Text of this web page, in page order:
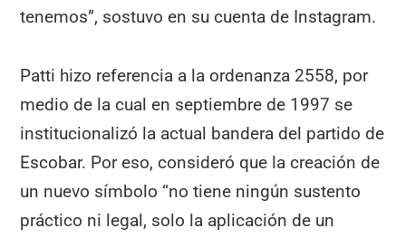
tenemos”, sostuvo en su cuenta de Instagram.
Patti hizo referencia a la ordenanza 2558, por
medio de la cual en septiembre de 1997 se
institucionalizó la actual bandera del partido de
Escobar. Por eso, consideró que la creación de
un nuevo símbolo “no tiene ningún sustento
práctico ni legal, solo la aplicación de un